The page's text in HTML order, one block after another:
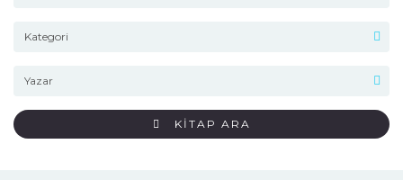
KİTAP ARA